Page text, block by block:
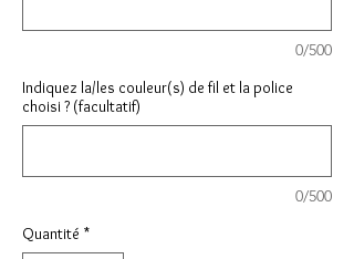
0/500
Indiquez la/les couleur(s) de fil et la police
choisi ? (facultatif)
0/500
Quantité *